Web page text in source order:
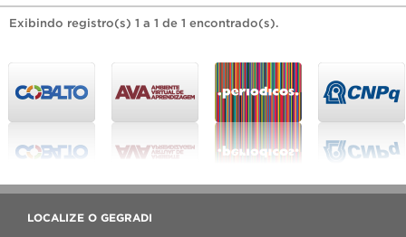
Exibindo registro(s) 1 a 1 de 1 encontrado(s).
LOCALIZE O GEGRADI